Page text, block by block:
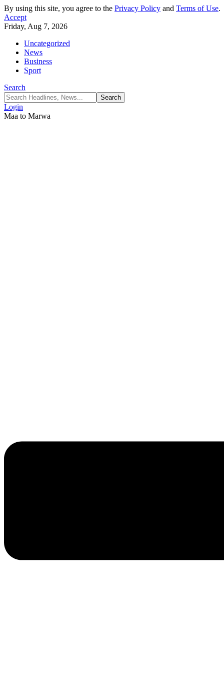
By using this site, you agree to the Privacy Policy and Terms of Use.
Accept
Friday, Aug 7, 2026
Uncategorized
News
Business
Sport
Search
Login
Maa to Marwa